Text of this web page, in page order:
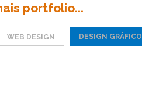
portfolio...
WEB DESIGN DESIGN GRÁFICO